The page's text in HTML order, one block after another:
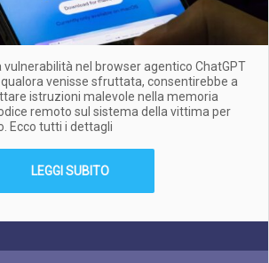
vulnerabilità nel browser agentico ChatGPT
venisse sfruttata, consentirebbe a
istruzioni malevole nella memoria
remoto sul sistema della vittima per
Ecco tutti i dettagli
LEGGI SUBITO